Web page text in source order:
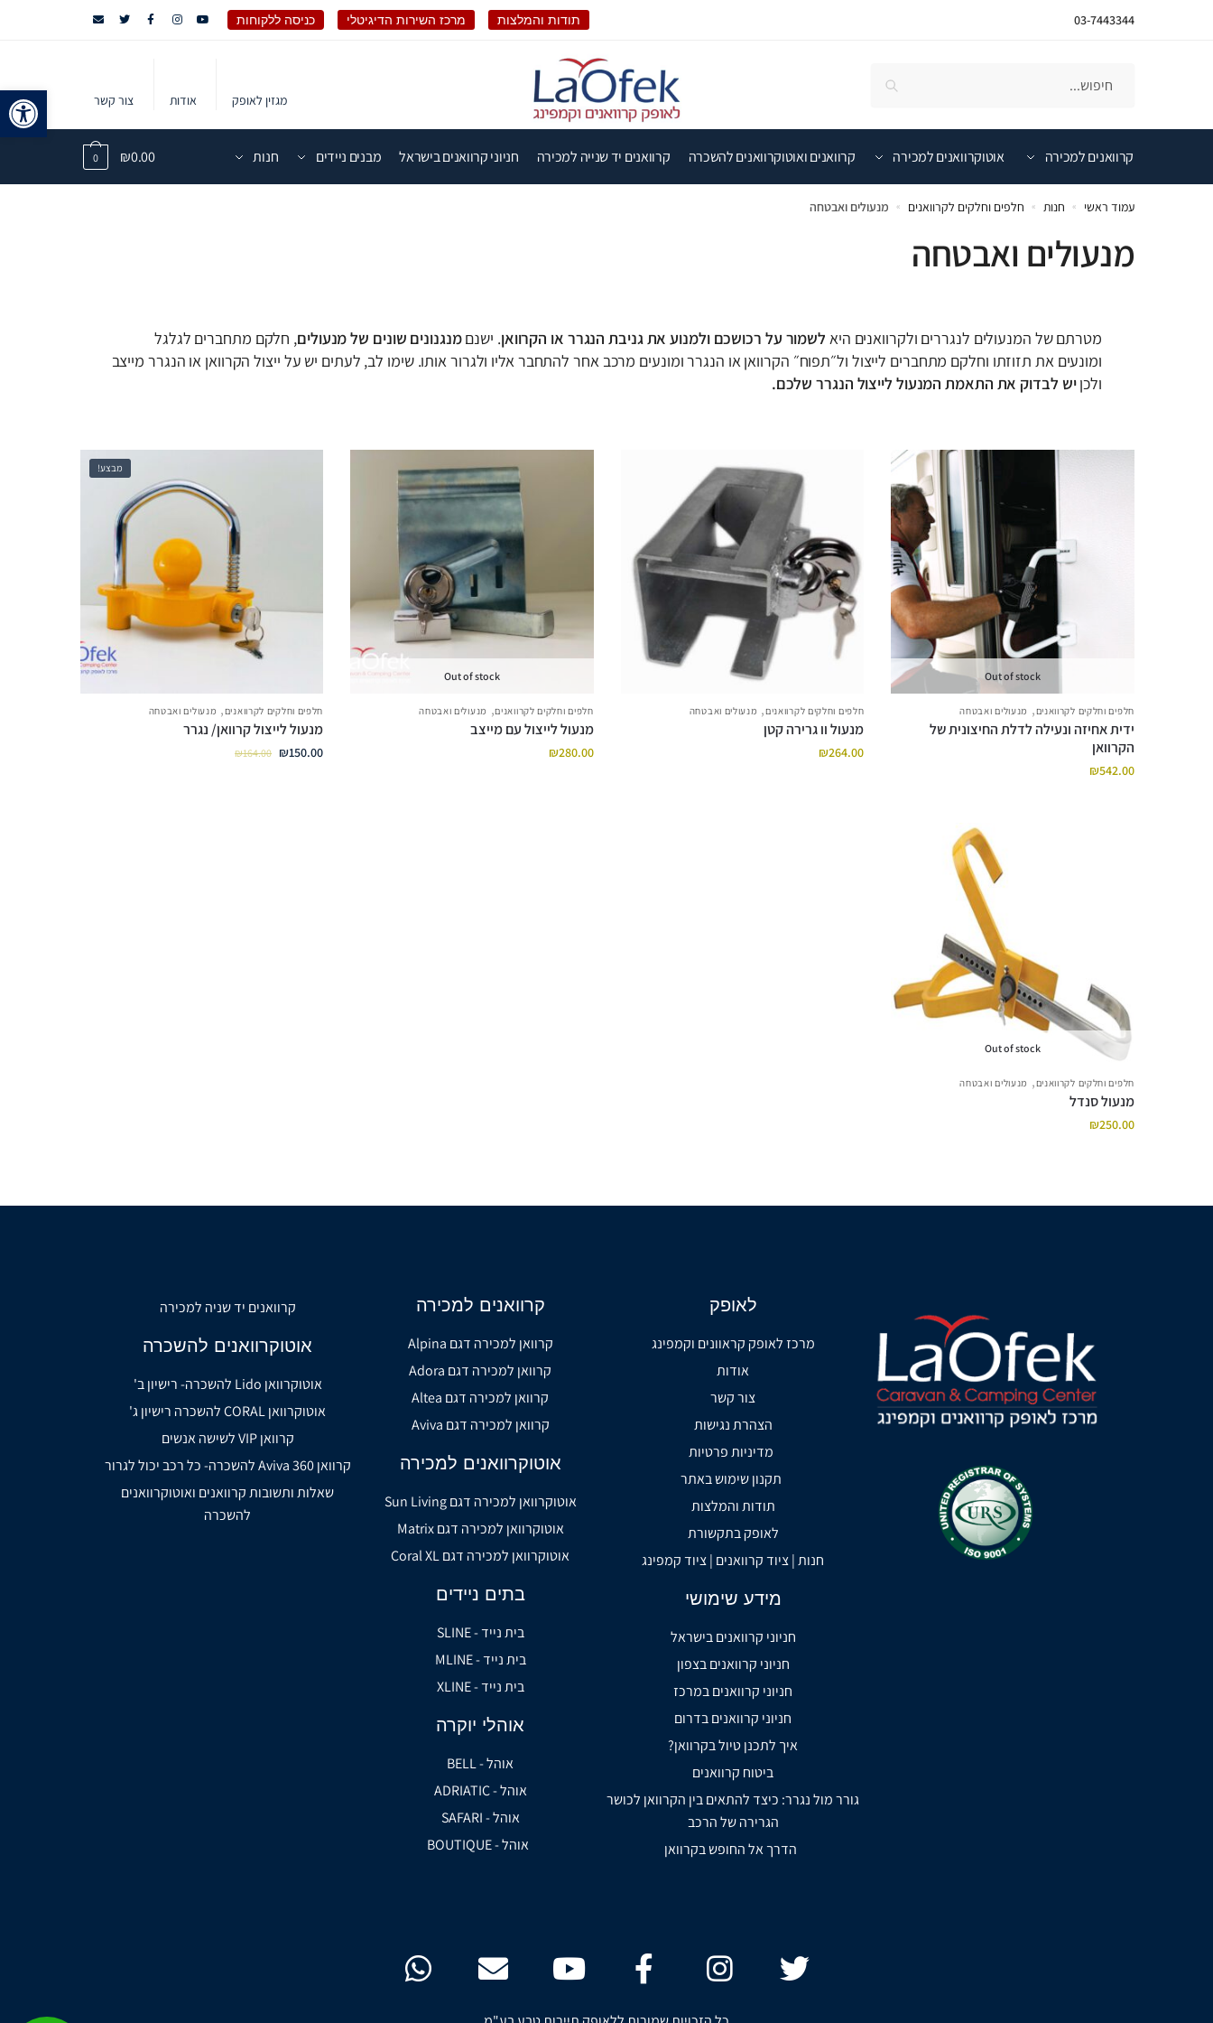
03-7443344 תודות והמלצות מרכז השירות הדיגיטלי כניסה ללקוחות
מגזין לאופק אודות צור קשר
קרוואנים למכירה אוטוקרוואנים למכירה קרוואנים ואוטוקרוואנים להשכרה קרוואנים יד שנייה למכירה חניוני קרוואנים בישראל מבנים ניידים חנות ₪0.00
0
עמוד ראשי » חנות » חלפים וחלקים לקרוואנים » מנעולים ואבטחה
מנעולים ואבטחה
מטרתם של המנעולים לנגררים ולקרוואנים היא לשמור על רכושכם ולמנוע את גניבת הנגרר או הקרוואן. ישנםמנגנונים שונים של מנעולים, חלקם מתחברים לגלגל
ומונעים את תזוזתו וחלקם מתחברים לייצול ול״תפוח״ הקרוואן או הנגרר ומונעים מרכב אחר להתחבר אליו ולגרור אותו. שימו לב, לעתים יש על ייצול הקרוואן או הנגרר מייצב
ולכןיש לבדוק את התאמת המנעול לייצול הנגרר שלכם.
Out of stock
חלפים וחלקים לקרוואנים, מנעולים ואבטחה
ידית אחיזה ונעילה לדלת החיצונית של
הקרוואן
₪542.00
חלפים וחלקים לקרוואנים, מנעולים ואבטחה
מנעול וו גרירה קטן
₪264.00
Out of stock
חלפים וחלקים לקרוואנים, מנעולים ואבטחה
מנעול לייצול עם מייצב
₪280.00
מבצע!
חלפים וחלקים לקרוואנים, מנעולים ואבטחה
מנעול לייצול קרוואן/ נגרר
₪164.00 ₪150.00
Out of stock
חלפים וחלקים לקרוואנים, מנעולים ואבטחה
מנעול סנדל
₪250.00
לאופק
מרכז לאופק קראוונים וקמפינג
אודות
צור קשר
הצהרת נגישות
מדיניות פרטיות
תקנון שימוש באתר
תודות והמלצות
לאופק בתקשורת
חנות | ציוד קרוואנים | ציוד קמפינג
מידע שימושי
חניוני קרוואנים בישראל
חניוני קרוואנים בצפון
חניוני קרוואנים במרכז
חניוני קרוואנים בדרום
איך לתכנן טיול בקרוואן?
ביטוח קרוואנים
גורר מול נגרר: כיצד להתאים בין הקרוואן לכושר
הגרירה של הרכב
הדרך אל החופש בקרוואן
קרוואנים למכירה
קרוואן למכירה דגם Alpina
קרוואן למכירה דגם Adora
קרוואן למכירה דגם Altea
קרוואן למכירה דגם Aviva
אוטוקרוואנים למכירה
אוטוקרוואן למכירה דגם Sun Living
אוטוקרוואן למכירה דגם Matrix
אוטוקרוואן למכירה דגם Coral XL
בתים ניידים
בית נייד - SLINE
בית נייד - MLINE
בית נייד - XLINE
אוהלי יוקרה
אוהל - BELL
אוהל - ADRIATIC
אוהל - SAFARI
אוהל - BOUTIQUE
קרוואנים יד שניה למכירה
אוטוקרוואנים להשכרה
אוטוקרוואן Lido להשכרה- רישיון ב'
אוטוקרוואן CORAL להשכרה רישיון ג'
קרוואן VIP לשישה אנשים
קרוואן Aviva 360 להשכרה- כל רכב יכול לגרור
שאלות ותשובות קרוואנים ואוטוקרוואנים
להשכרה